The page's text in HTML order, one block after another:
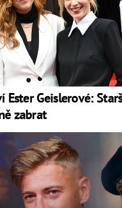
Ester Geislerové:
zabrat